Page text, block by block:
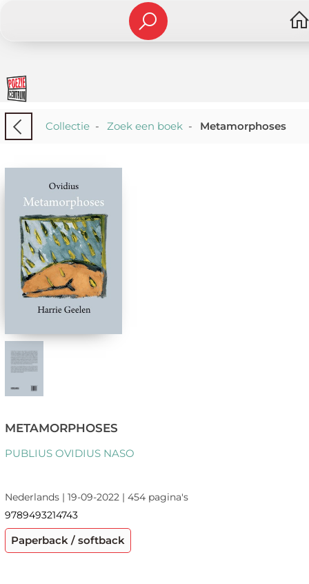
Collectie- Zoek een boek- Metamorphoses
METAMORPHOSES
PUBLIUS OVIDIUS NASO
Nederlands | 19-09-2022 | 454 pagina's
9789493214743
Paperback / softback